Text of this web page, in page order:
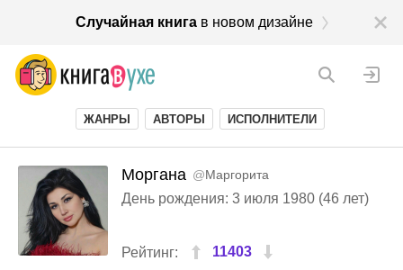
Случайная книгав новом дизайне
ЖАНРЫ АВТОРЫ ИСПОЛНИТЕЛИ
Моргана @Маргорита
День рождения: 3 июля 1980 (46 лет)
Рейтинг: 11403